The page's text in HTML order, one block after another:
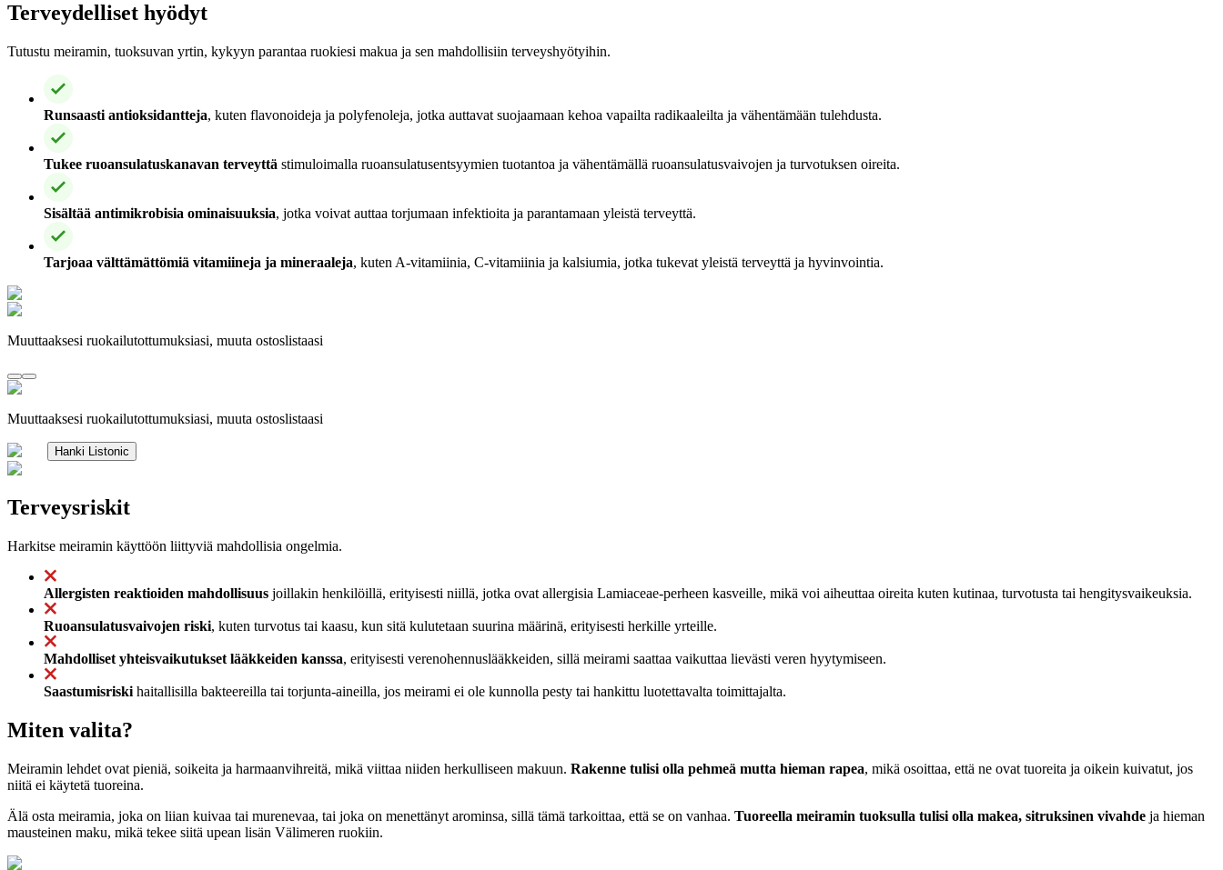
Terveydelliset hyödyt
Tutustu meiramin, tuoksuvan yrtin, kykyyn parantaa ruokiesi makua ja sen mahdollisiin terveyshyötyihin.
Runsaasti antioksidantteja, kuten flavonoideja ja polyfenoleja, jotka auttavat suojaamaan kehoa vapailta radikaaleilta ja vähentämään tulehdusta.
Tukee ruoansulatuskanavan terveyttä stimuloimalla ruoansulatusentsyymien tuotantoa ja vähentämällä ruoansulatusvaivojen ja turvotuksen oireita.
Sisältää antimikrobisia ominaisuuksia, jotka voivat auttaa torjumaan infektioita ja parantamaan yleistä terveyttä.
Tarjoaa välttämättömiä vitamiineja ja mineraaleja, kuten A-vitamiinia, C-vitamiinia ja kalsiumia, jotka tukevat yleistä terveyttä ja hyvinvointia.
Muuttaaksesi ruokailutottumuksiasi, muuta ostoslistaasi
Muuttaaksesi ruokailutottumuksiasi, muuta ostoslistaasi
Hanki Listonic
Terveysriskit
Harkitse meiramin käyttöön liittyviä mahdollisia ongelmia.
Allergisten reaktioiden mahdollisuus joillakin henkilöillä, erityisesti niillä, jotka ovat allergisia Lamiaceae-perheen kasveille, mikä voi aiheuttaa oireita kuten kutinaa, turvotusta tai hengitysvaikeuksia.
Ruoansulatusvaivojen riski, kuten turvotus tai kaasu, kun sitä kulutetaan suurina määrinä, erityisesti herkille yrteille.
Mahdolliset yhteisvaikutukset lääkkeiden kanssa, erityisesti verenohennuslääkkeiden, sillä meirami saattaa vaikuttaa lievästi veren hyytymiseen.
Saastumisriski haitallisilla bakteereilla tai torjunta-aineilla, jos meirami ei ole kunnolla pesty tai hankittu luotettavalta toimittajalta.
Miten valita?
Meiramin lehdet ovat pieniä, soikeita ja harmaanvihreitä, mikä viittaa niiden herkulliseen makuun. Rakenne tulisi olla pehmeä mutta hieman rapea, mikä osoittaa, että ne ovat tuoreita ja oikein kuivatut, jos
niitä ei käytetä tuoreina.
Älä osta meiramia, joka on liian kuivaa tai murenevaa, tai joka on menettänyt arominsa, sillä tämä tarkoittaa, että se on vanhaa. Tuoreella meiramin tuoksulla tulisi olla makea, sitruksinen vivahde ja hieman
mausteinen maku, mikä tekee siitä upean lisän Välimeren ruokiin.